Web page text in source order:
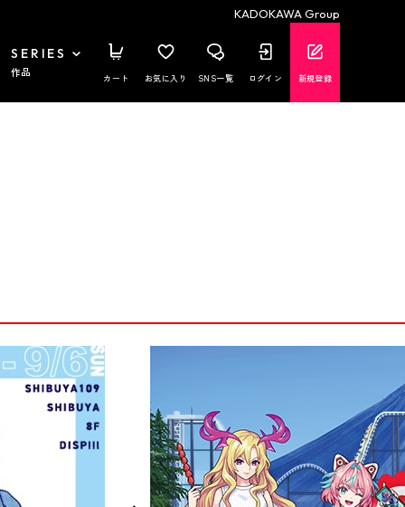
KADOKAWA Group
SERIES
作品 カート お気に入り SNS一覧 ログイン 新規登録